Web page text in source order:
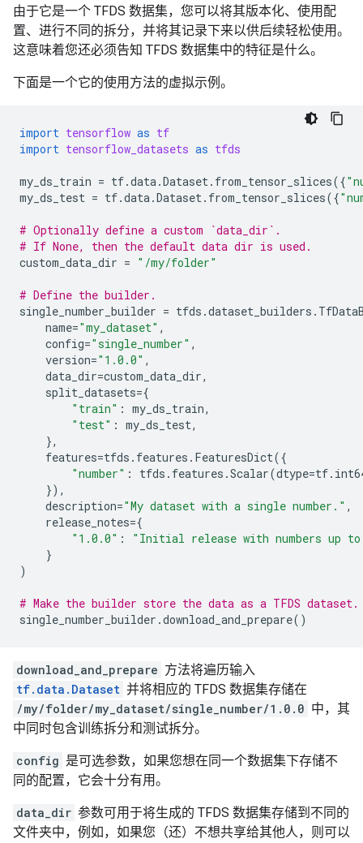
由于它是一个 TFDS 数据集，您可以将其版本化、使用配
置、进行不同的拆分，并将其记录下来以供后续轻松使用。
这意味着您还必须告知 TFDS 数据集中的特征是什么。
下面是一个它的使用方法的虚拟示例。
import tensorflow as tf
import tensorflow_datasets as tfds
my_ds_train = tf.data.Dataset. from_tensor_slices({
my_ds_test = tf.data.Dataset. from_tensor_slices({
# Optionally define a custom `data_dir`.
# If None, then the default data dir is used.
custom_data_dir = "/my/folder"
# Define the builder.
single_number_builder = tfds .dataset_builders .
name="my_dataset" ,
config="single_number" ,
version="1.0.0" ,
data_dir=custom_data_dir,
split_datasets={
"train" : my_ds_train,
"test" : my_ds_test,
},
features=tfds . features . FeaturesDict({
"number" : tfds . features .Scalar(dtype=tf.
}),
description="My dataset with a single number." ,
release_notes={
"1.0.0" :
"Initial release with numbers up
}
)
# Make the builder store the data as a TFDS dataset.
single_number_builder .download_and_prepare()
download_and_prepare 方法将遍历输入
tf.data.Dataset 并将相应的 TFDS 数据集存储在
/my/folder/my_dataset/single_number/1.0.0 中，其
中同时包含训练拆分和测试拆分。
config 是可选参数，如果您想在同一个数据集下存储不
同的配置，它会十分有用。
data_dir 参数可用于将生成的 TFDS 数据集存储到不同的
文件夹中，例如，如果您（还）不想共享给其他人，则可以